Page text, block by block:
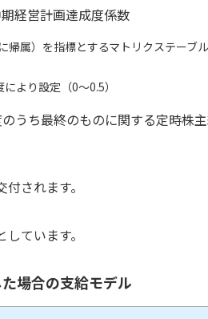
経営計画達成度係数
属）を指標とするマトリクステーブ
より設定（0～0.5）
うち最終のものに関する定時株主
されます。
ています。
場合の支給モデル